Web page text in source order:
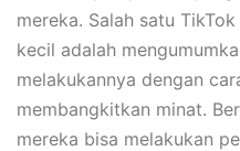
mereka. Salah satu
kecil adalah
melakukannya dengan
membangkitkan minat.
mereka bisa melakukan